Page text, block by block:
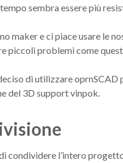
sembra essere più
maker e ci piace usare le
piccoli problemi come
di utilizzare oprnSCAD
del 3D support vinpok.
condividere l’intero